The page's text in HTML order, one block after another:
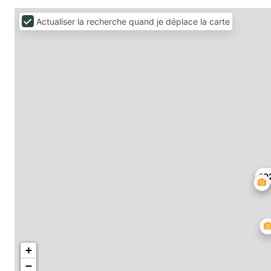
+
−
Actualiser la recherche quand je déplace la carte